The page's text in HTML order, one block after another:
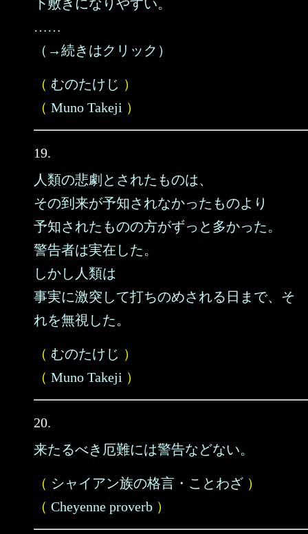
下敷きになりやすい。
……
（→続きはクリック）
（ むのたけじ ）
（ Muno Takeji ）
19.
人類の悲劇とされたものは、
その到来が予知されなかったものより
予知されたものの方がずっと多かった。
警告者は実在した。
しかし人類は
事実に激突して打ちのめされる日まで、そ
れを無視した。
（ むのたけじ ）
（ Muno Takeji ）
20.
来たるべき厄難には警告などない。
（ シャイアン族の格言・ことわざ ）
（ Cheyenne proverb ）